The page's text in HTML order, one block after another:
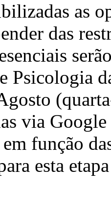
as
das
Psicologia
via
função
esta